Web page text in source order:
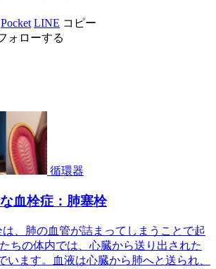
Pocket LINE コピー
ォローする
循環器
血栓症：肺塞栓
、肺の血管が詰まってしまうことで起
ちの体内では、心臓から送り出された
います。血液は心臓から肺へと送られ、